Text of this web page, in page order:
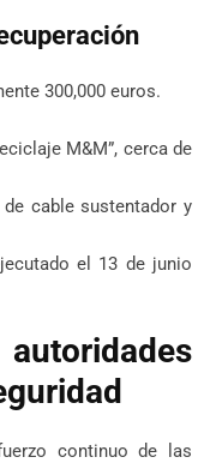
300,000 euros.
M&M”, cerca de
de cable sustentador y
el 13 de junio
continuo de las